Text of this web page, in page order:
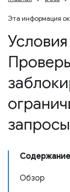
Эта информация
запросы
Содержание
Обзор